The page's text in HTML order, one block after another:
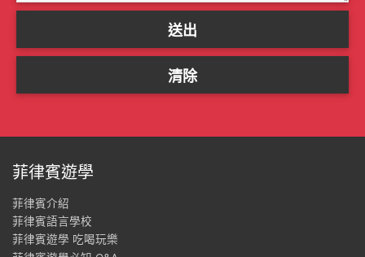
菲律賓遊學
菲律賓介紹
菲律賓語言學校
菲律賓遊學 吃喝玩樂